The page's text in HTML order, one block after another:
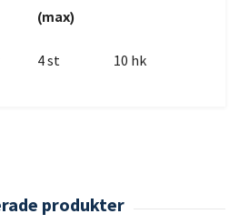
(max)
4 st 10 hk